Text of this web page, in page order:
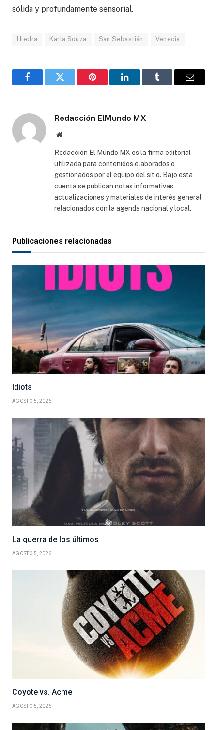
sólida y profundamente sensorial.
Hiedra Karla Souza San Sebastián Venecia
FacebookGorjeo Pinterest LinkedInTumblr
Correo
Redacción ElMundo MX
Sitio
Redacción El Mundo MX es la firma editorial
utilizada para contenidos elaborados o
gestionados por el equipo del sitio. Bajo esta
cuenta se publican notas informativas,
actualizaciones y materiales de interés general
relacionados con la agenda nacional y local.
Publicaciones relacionadas
Idiots
AGOSTO 5, 2026
La guerra de los últimos
AGOSTO 5, 2026
Coyote vs. Acme
AGOSTO 5, 2026